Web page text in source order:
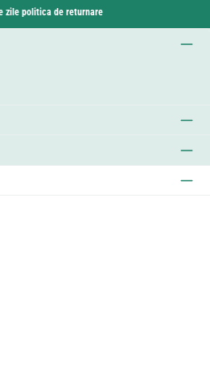
zile politica de returnare